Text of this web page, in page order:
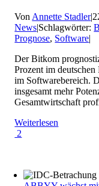
Von Annette Stadler|
News|Schlagwörter:
Prognose, Software|
Der Bitkom
Prozent im
im Softwarebereich.
insgesamt mehr
Gesamtwirtschaft
Weiterlesen
2